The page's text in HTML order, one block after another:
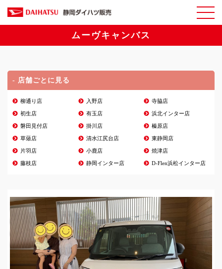
ムーヴキャンバス
- 店舗ごとに見る
柳通り店 入野店 寺脇店
初生店 有玉店 浜北インター店
磐田見付店 掛川店 榛原店
草薙店 清水江尻台店 東静岡店
片羽店 小鹿店 焼津店
藤枝店 静岡インター店 D-Flen浜松インター店